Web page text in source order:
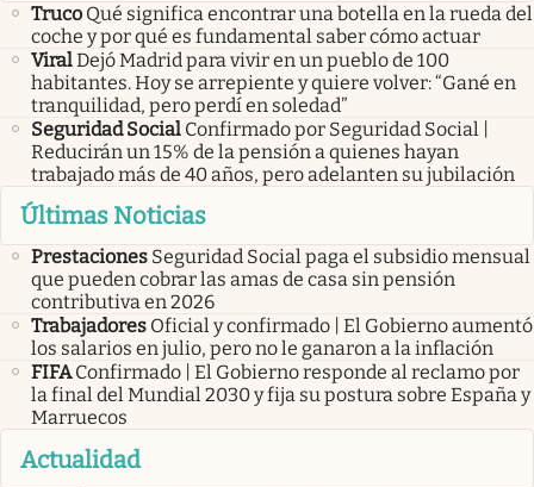
Truco Qué significa encontrar una botella en la rueda del
coche y por qué es fundamental saber cómo actuar
ViralDejó Madrid para vivir en un pueblo de 100
habitantes. Hoy se arrepiente y quiere volver: “Gané en
tranquilidad, pero perdí en soledad”
Seguridad Social Confirmado por Seguridad Social |
Reducirán un 15% de la pensión a quienes hayan
trabajado más de 40 años, pero adelanten su jubilación
Últimas Noticias
Prestaciones Seguridad Social paga el subsidio mensual
que pueden cobrar las amas de casa sin pensión
contributiva en 2026
Trabajadores Oficial y confirmado | El Gobierno aumentó
los salarios en julio, pero no le ganaron a la inflación
FIFA Confirmado | El Gobierno responde al reclamo por
la final del Mundial 2030 y fija su postura sobre España y
Marruecos
Actualidad